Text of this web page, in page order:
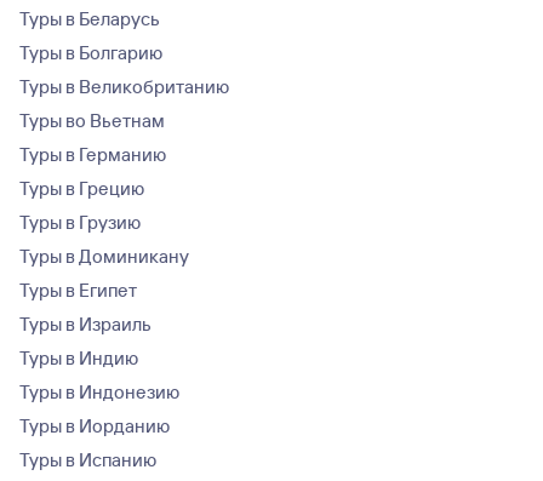
Туры в Беларусь
Туры в Болгарию
Туры в Великобританию
Туры во Вьетнам
Туры в Германию
Туры в Грецию
Туры в Грузию
Туры в Доминикану
Туры в Египет
Туры в Израиль
Туры в Индию
Туры в Индонезию
Туры в Иорданию
Туры в Испанию